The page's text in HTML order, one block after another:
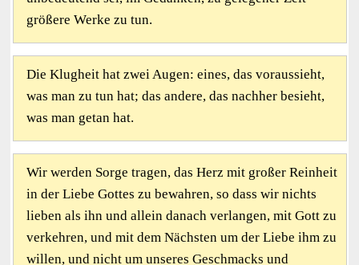
größere Werke zu tun.
Die Klugheit hat zwei Augen: eines, das voraussieht,
was man zu tun hat; das andere, das nachher besieht,
was man getan hat.
Wir werden Sorge tragen, das Herz mit großer Reinheit
in der Liebe Gottes zu bewahren, so dass wir nichts
lieben als ihn und allein danach verlangen, mit Gott zu
verkehren, und mit dem Nächsten um der Liebe ihm zu
willen, und nicht um unseres Geschmacks und